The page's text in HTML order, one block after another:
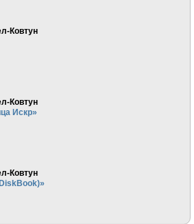
Ковтун
Ковтун
Искр»
Ковтун